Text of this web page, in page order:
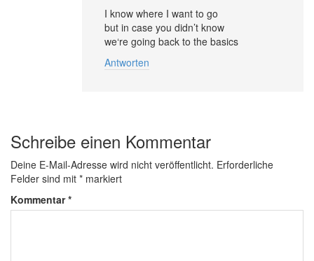
I know where I want to go
but in case you didn’t know
we‘re going back to the basics
Antworten
Schreibe einen Kommentar
Deine E-Mail-Adresse wird nicht veröffentlicht. Erforderliche
Felder sind mit * markiert
Kommentar*